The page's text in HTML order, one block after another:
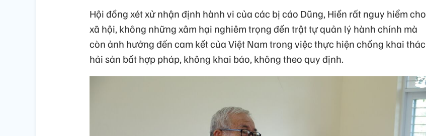
Hội đồng xét xử nhận định hành vi của các bị cáo Dũng, Hiền rất nguy hiểm cho
xã hội, không những xâm hại nghiêm trọng đến trật tự quản lý hành chính mà
còn ảnh hưởng đến cam kết của Việt Nam trong việc thực hiện chống khai thác
hải sản bất hợp pháp, không khai báo, không theo quy định.